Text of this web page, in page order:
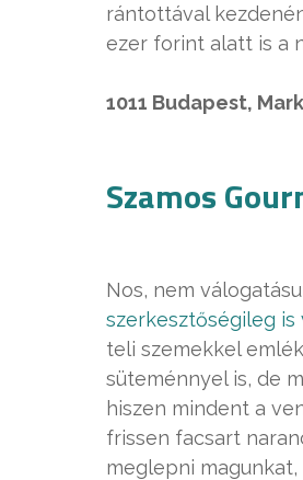
rántottával
ezer forint alatt is a
1011 Budapest,
Szamos
Nos, nem
szerkesztőségileg
teli szemekkel
süteménnyel is, de
hiszen mindent a
frissen facsart
meglepni